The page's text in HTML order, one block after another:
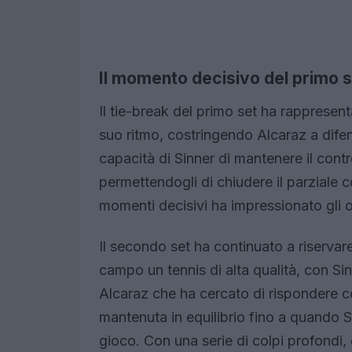
Il momento decisivo del primo
Il tie-break del primo set ha
suo ritmo, costringendo Alcaraz a
capacità di Sinner di mantenere il
permettendogli di chiudere il parziale
momenti decisivi ha impressionato gli
Il secondo set ha continuato a
campo un tennis di alta qualità, con
Alcaraz che ha cercato di rispondere
mantenuta in equilibrio fino a quando
gioco. Con una serie di colpi